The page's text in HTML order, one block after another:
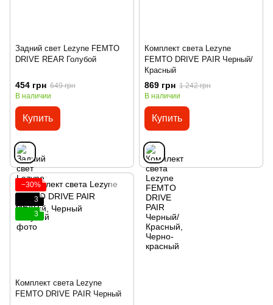
Задний свет Lezyne FEMTO
DRIVE REAR Голубой
454 грн 649 грн
В наличии
Купить
Комплект света Lezyne
FEMTO DRIVE PAIR Черный/
Красный
869 грн 1 242 грн
В наличии
Купить
−30%
3
3
Комплект света Lezyne
FEMTO DRIVE PAIR Черный